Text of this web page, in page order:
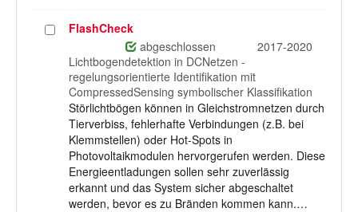
ProjektFlashCheck
abgeschlossen
2017-2020
Lichtbogendetektion in DCNetzen -
regelungsorientierte Identifikation mit
CompressedSensing symbolischer Klassifikation
Störlichtbögen können in Gleichstromnetzen durch
Tierverbiss, fehlerhafte Verbindungen (z.B. bei
Klemmstellen) oder Hot-Spots in
Photovoltaikmodulen hervorgerufen werden. Diese
Energieentladungen sollen sehr zuverlässig
erkannt und das System sicher abgeschaltet
werden, bevor es zu Bränden kommen kann.…